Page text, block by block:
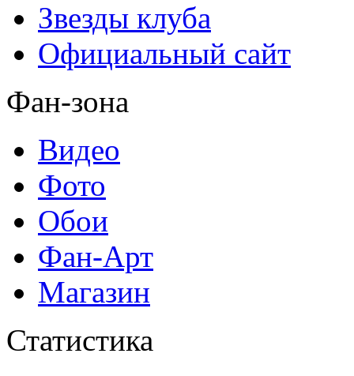
Звезды клуба
Официальный сайт
Фан-зона
Видео
Фото
Обои
Фан-Арт
Магазин
Статистика